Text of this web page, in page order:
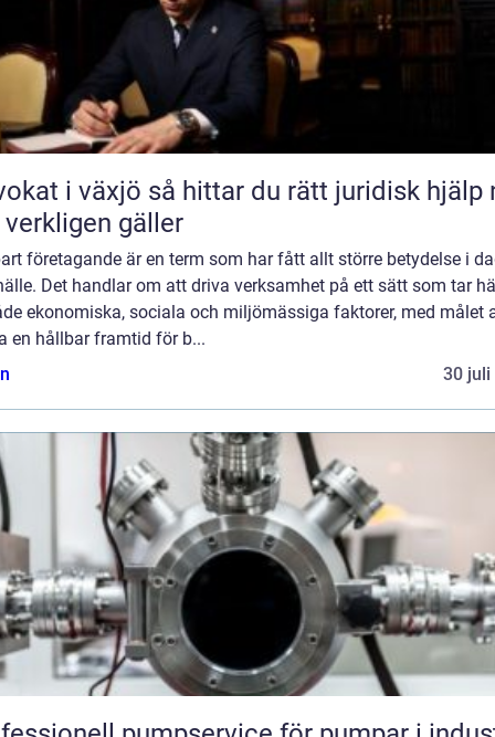
så hittar du rätt juridisk hjälp när
gäller
företagande är en term som har fått allt större betydelse i
Det handlar om att driva verksamhet på ett sätt som tar
ekonomiska, sociala och miljömässiga faktorer, med målet
en hållbar framtid för b...
30 juli